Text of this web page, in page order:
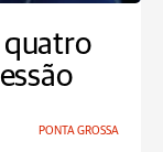
quatro
PONTA GROSSA